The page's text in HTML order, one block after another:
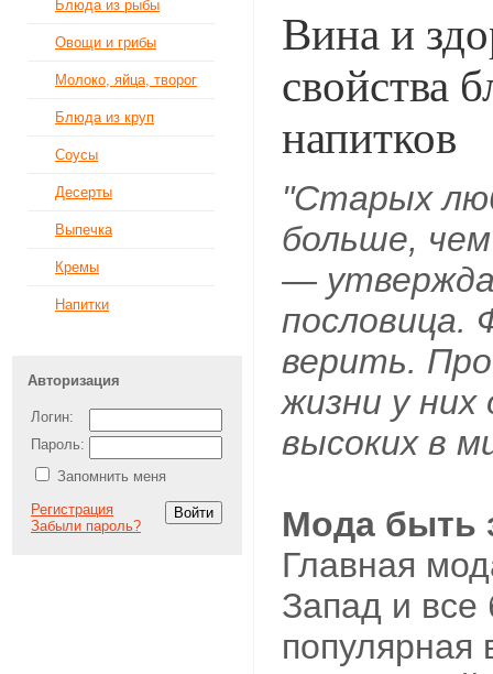
Блюда из рыбы
Овощи и грибы
Молоко, яйца, творог
Блюда из круп
Соусы
Десерты
Выпечка
Кремы
Напитки
Авторизация
Логин:
Пароль:
Запомнить меня
Регистрация
Забыли пароль?
Вина и
свойства
напитков
"Старых
больше,
—
пословица.
верить.
жизни у них
высоких в
Мода быть
Главная
Запад и